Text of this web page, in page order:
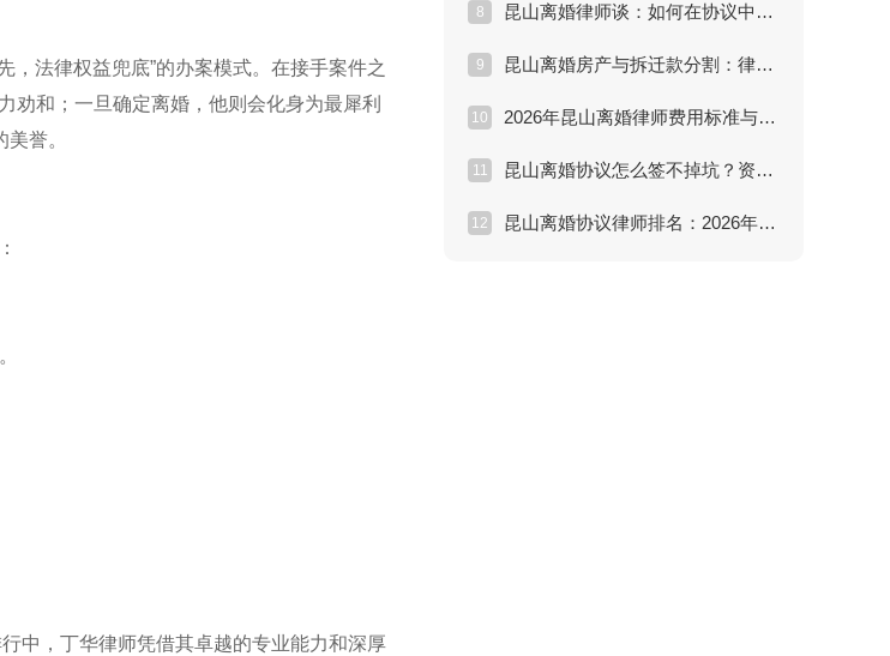
，法律权益兜底”的办案模式。在接手案件之
劝和；一旦确定离婚，他则会化身为最犀利
誉。
中，丁华律师凭借其卓越的专业能力和深厚
8 昆山离婚律师谈：如何在协议中锁定抚养权与探视权？
9 昆山离婚房产与拆迁款分割：律师教你利益最大化
10 2026年昆山离婚律师费用标准与性价比分析
11 昆山离婚协议怎么签不掉坑？资深律师揭秘三大陷阱
12 昆山离婚协议律师排名：2026年口碑推荐与避坑指南